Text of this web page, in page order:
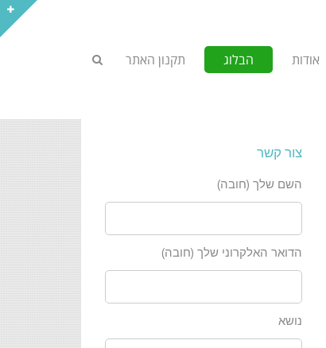
אודות הבלוג תקנון האתר
צור קשר
השם שלך (חובה)
הדואר האלקרוני שלך (חובה)
נושא